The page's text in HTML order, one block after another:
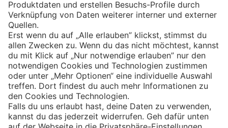
Eishockey
Impressum